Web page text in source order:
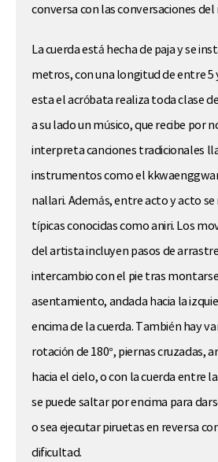
conversa con las conversaciones
La cuerda está hecha de paja y se
metros, con una longitud de entre 5
esta el acróbata realiza toda clase
a su lado un músico, que recibe por
interpreta canciones tradicionales
instrumentos como el
nallari. Además, entre acto y acto
típicas conocidas como aniri. Los
del artista incluyen pasos de
intercambio con el pie tras
asentamiento, andada hacia la
encima de la cuerda. También hay
rotación de 180°, piernas cruzadas,
hacia el cielo, o con la cuerda entre
se puede saltar por encima para
o sea ejecutar piruetas en reversa
dificultad.